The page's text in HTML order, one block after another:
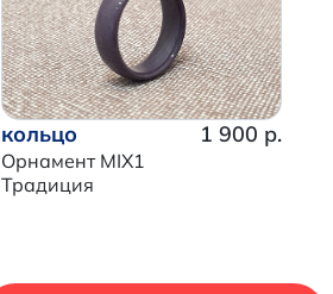
кольцо
Орнамент MIX1
Традиция
1 900 р.